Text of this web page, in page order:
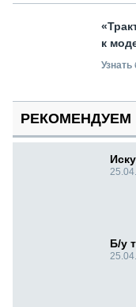
к
РЕКОМЕНДУЕМ
Б/у